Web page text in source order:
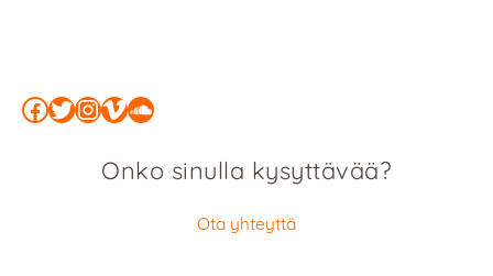
Facebook
Twitter
Instagram
Vimeo
SoundCloud
Onko sinulla kysyttävää?
Ota yhteyttä